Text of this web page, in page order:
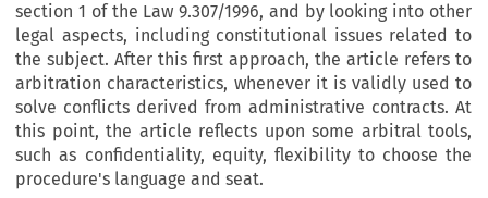
section 1 of the Law 9.307/1996, and by looking into other
legal aspects, including constitutional issues related to
the subject. After this first approach, the article refers to
arbitration characteristics, whenever it is validly used to
solve conflicts derived from administrative contracts. At
this point, the article reflects upon some arbitral tools,
such as confidentiality, equity, flexibility to choose the
procedure's language and seat.